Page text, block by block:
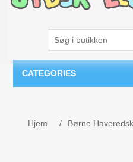
CATEGORIES
Hjem / Børne